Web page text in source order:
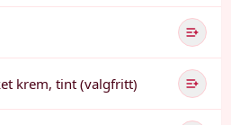
krem, tint (valgfritt)